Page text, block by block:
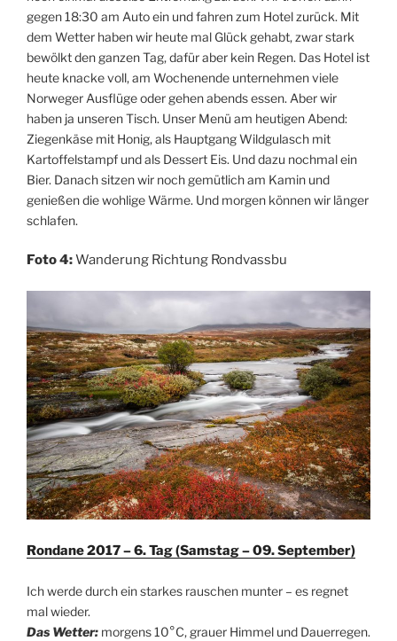
gegen 18:30 am Auto ein und fahren zum Hotel zurück. Mit
dem Wetter haben wir heute mal Glück gehabt, zwar stark
bewölkt den ganzen Tag, dafür aber kein Regen. Das Hotel ist
heute knacke voll, am Wochenende unternehmen viele
Norweger Ausflüge oder gehen abends essen. Aber wir
haben ja unseren Tisch. Unser Menü am heutigen Abend:
Ziegenkäse mit Honig, als Hauptgang Wildgulasch mit
Kartoffelstampf und als Dessert Eis. Und dazu nochmal ein
Bier. Danach sitzen wir noch gemütlich am Kamin und
genießen die wohlige Wärme. Und morgen können wir länger
schlafen.
Foto 4:Wanderung Richtung Rondvassbu
Rondane 2017 – 6. Tag (Samstag – 09. September)
Ich werde durch ein starkes rauschen munter – es regnet
mal wieder.
Das Wetter: morgens 10°C, grauer Himmel und Dauerregen.